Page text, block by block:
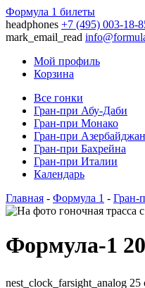
Формула 1 билеты
headphones +7 (495) 003-18-
mark_email_read
Мой профиль
Корзина
Все гонки
Гран-при Абу-Даби
Гран-при Монако
Гран-при
Гран-при Бахрейна
Гран-при Италии
Календарь
Главная - Формула 1 -
Формула-1
nest_clock_farsight_analog 25